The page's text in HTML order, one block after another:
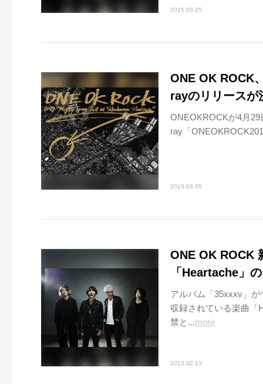
2015.03.25
ONE OK ROCK
rayのリリースが
ONEOKROCKが4月
ray「
2015.03.05
ONE OK ROCK
「Heartache」
アルバム「35xxxv」
収録されている楽曲「
禁と...more
2015.02.13